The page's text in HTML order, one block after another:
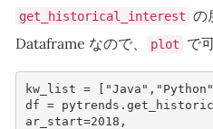
get_historical_interest の
Dataframe なので、
plot で
kw_list = [ "Java" , "Python"
df = pytrends .
ar_start=2018 ,